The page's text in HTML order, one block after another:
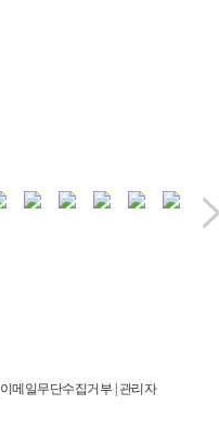
이메일무단수집거부 | 관리자